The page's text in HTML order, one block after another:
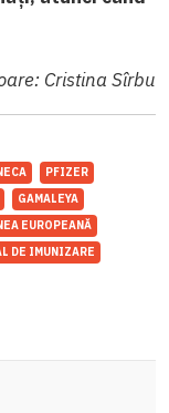
Cristina Sîrbu
PFIZER
GAMALEYA
EUROPEANĂ
DE IMUNIZARE